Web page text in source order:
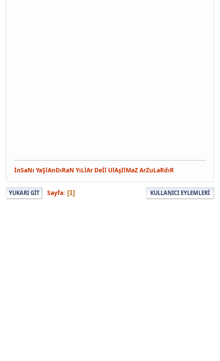
İnSaNı YaŞlAnDıRaN YıLlAr Deİl UlAşIlMaZ ArZuLaRdıR
YUKARI GIT Sayfa 1 KULLANICI EYLEMLERI